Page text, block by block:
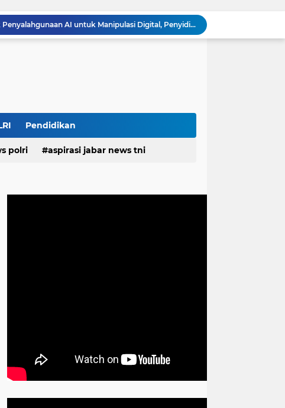
Unggah Konten Manipulasi AI di Media Sosial, Pria di Cimahi Terancam 12 Tahun Penjara
Polda Jabar Bongkar Kasus Ujaran Kebencian Berbasis AI, Pelaku Cari Engagement dan Finansial
Komisaris Independen Pertamina Patra Niaga Terpikat Produk UMKM Mitra Binaan dengan Sentuhan Kemanusiaan dan Keberlanjutan
Pendidikan
polri aspirasi jabar news tni